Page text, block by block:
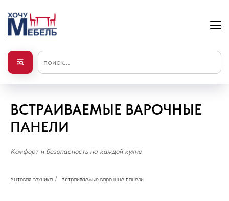
ВСТРАИВАЕМЫЕ ВАРОЧНЫЕ
ПАНЕЛИ
Комфорт и безопасность на каждой кухне
Бытовая техника / Встраиваемые варочные панели